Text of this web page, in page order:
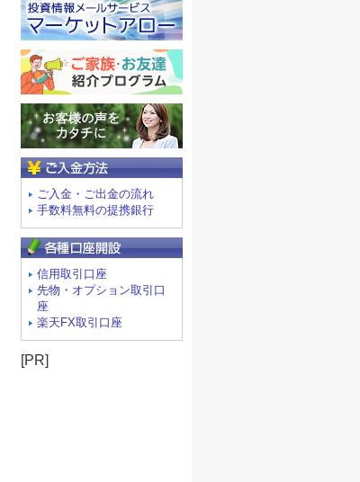
ご入金・ご出金の流れ
手数料無料の提携銀行
信用取引口座
先物・オプション取引口
座
楽天FX取引口座
[PR]